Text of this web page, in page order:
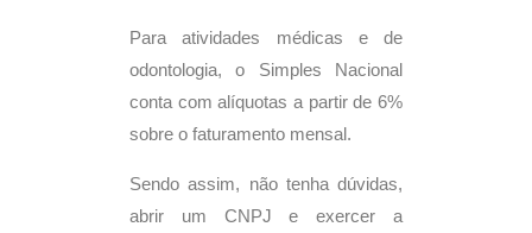
Para atividades médicas e de
odontologia, o Simples Nacional
conta com alíquotas a partir de 6%
sobre o faturamento mensal.
Sendo assim, não tenha dúvidas,
abrir um CNPJ e exercer a